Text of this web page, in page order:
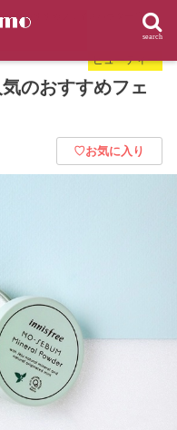
search
気のおすすめフェイスパウダー3選♡
ビューティー
のおすすめフェ
♡お気に入り